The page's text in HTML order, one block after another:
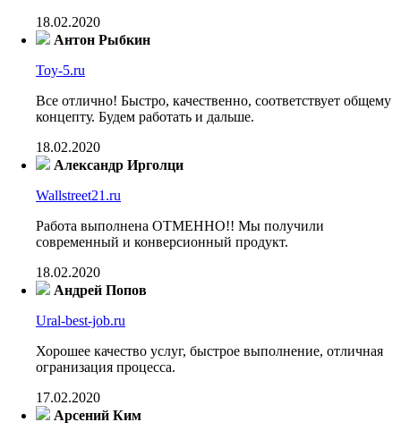
18.02.2020
Антон Рыбкин
Toy-5.ru
Все отлично! Быстро, качественно, соответствует общему
концепту. Будем работать и дальше.
18.02.2020
Александр Ирголци
Wallstreet21.ru
Работа выполнена ОТМЕННО!! Мы получили
современный и конверсионный продукт.
18.02.2020
Андрей Попов
Ural-best-job.ru
Хорошее качество услуг, быстрое выполнение, отличная
огранизация процесса.
17.02.2020
Арсений Ким